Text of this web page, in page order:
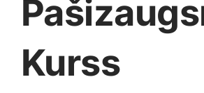
Mobilie telefoni, planšetdatori
Pakalpojumi
Kurss